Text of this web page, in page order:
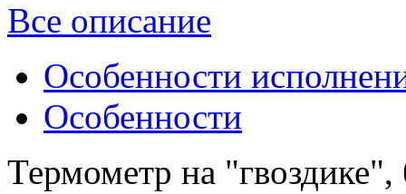
Все описание
Особенности
Особенности
Термометр на